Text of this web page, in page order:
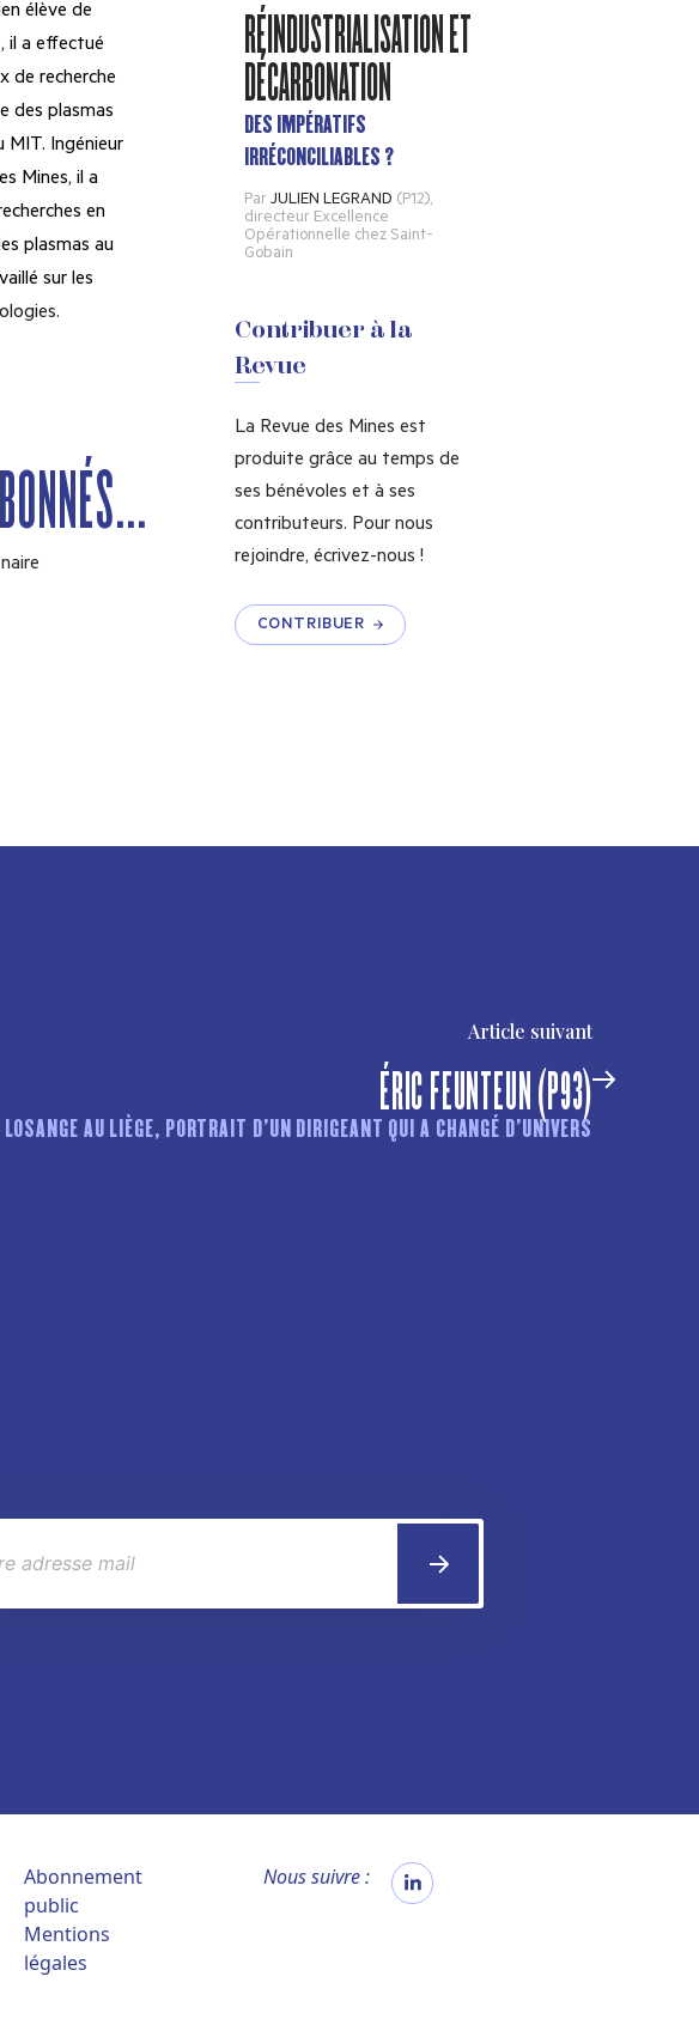
élève de
il a effectué
de recherche
des plasmas
MIT. Ingénieur
Mines, il a
en
plasmas au
sur les
RÉINDUSTRIALISATION ET
DÉCARBONATION
DES IMPÉRATIFS
IRRÉCONCILIABLES ?
Par JULIEN LEGRAND (P12),
directeur Excellence
Opérationnelle chez Saint-
Gobain
Contribuer à la
Revue
La Revue des Mines est
produite grâce au temps de
ses bénévoles et à ses
contributeurs. Pour nous
rejoindre, écrivez-nous !
CONTRIBUER
Article suivant
ÉRIC FEUNTEUN (P93)
LOSANGE AU LIÈGE, PORTRAIT D’UN DIRIGEANT QUI A CHANGÉ D’UNIVERS
Abonnement
public
Mentions
légales
Nous suivre :